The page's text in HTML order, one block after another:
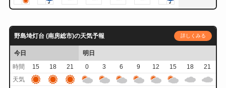
野島埼灯台 (南房総市)の天気予報 詳しくみる
今日
明日
時間
15 18 21 0 3 6 9 12 15 18
21
天気